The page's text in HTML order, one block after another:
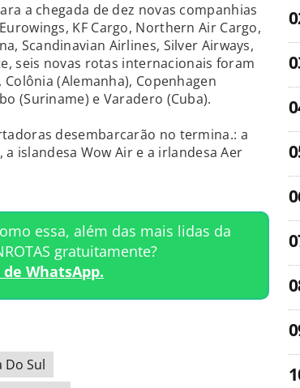
a chegada de dez novas companhias
KF Cargo, Northern Air Cargo,
Scandinavian Airlines, Silver Airways,
seis novas rotas internacionais foram
(Alemanha), Copenhagen
(Suriname) e Varadero (Cuba).
desembarcarão no termina.: a
islandesa Wow Air e a irlandesa Aer
essa, além das mais lidas da
gratuitamente?
WhatsApp.
Do Sul